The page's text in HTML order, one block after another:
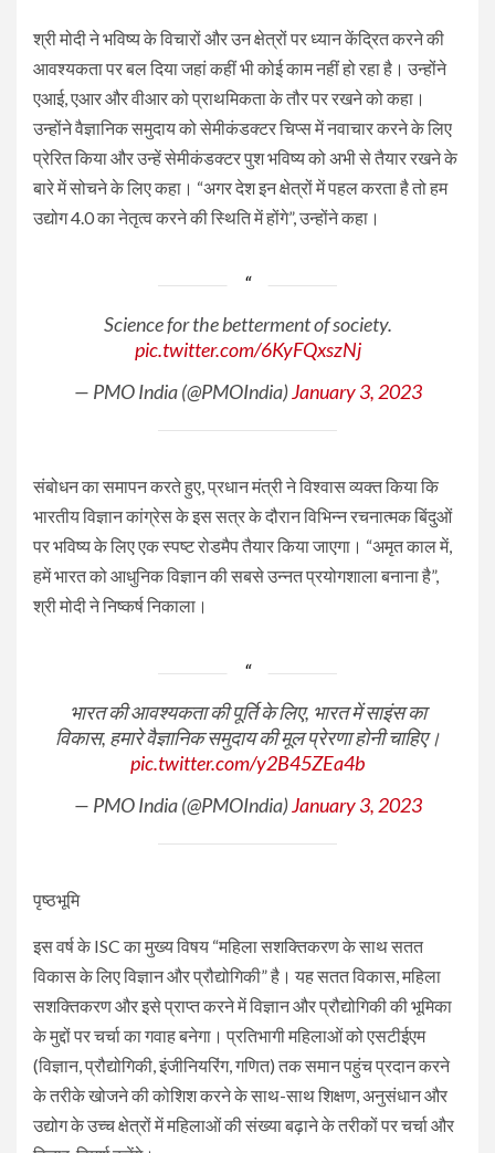
श्री मोदी ने भविष्य के विचारों और उन क्षेत्रों पर ध्यान केंद्रित करने की
आवश्यकता पर बल दिया जहां कहीं भी कोई काम नहीं हो रहा है। उन्होंने
एआई, एआर और वीआर को प्राथमिकता के तौर पर रखने को कहा।
उन्होंने वैज्ञानिक समुदाय को सेमीकंडक्टर चिप्स में नवाचार करने के लिए
प्रेरित किया और उन्हें सेमीकंडक्टर पुश भविष्य को अभी से तैयार रखने के
बारे में सोचने के लिए कहा। “अगर देश इन क्षेत्रों में पहल करता है तो हम
उद्योग 4.0 का नेतृत्व करने की स्थिति में होंगे”, उन्होंने कहा।
Science for the betterment of society.
pic.twitter.com/6KyFQxszNj
— PMO India (@PMOIndia)January 3, 2023
संबोधन का समापन करते हुए, प्रधान मंत्री ने विश्वास व्यक्त किया कि
भारतीय विज्ञान कांग्रेस के इस सत्र के दौरान विभिन्न रचनात्मक बिंदुओं
पर भविष्य के लिए एक स्पष्ट रोडमैप तैयार किया जाएगा। “अमृत काल में,
हमें भारत को आधुनिक विज्ञान की सबसे उन्नत प्रयोगशाला बनाना है”,
श्री मोदी ने निष्कर्ष निकाला।
भारत की आवश्यकता की पूर्ति के लिए, भारत में साइंस का
विकास, हमारे वैज्ञानिक समुदाय की मूल प्रेरणा होनी चाहिए।
pic.twitter.com/y2B45ZEa4b
— PMO India (@PMOIndia)January 3, 2023
पृष्ठभूमि
इस वर्ष के ISC का मुख्य विषय “महिला सशक्तिकरण के साथ सतत
विकास के लिए विज्ञान और प्रौद्योगिकी” है। यह सतत विकास, महिला
सशक्तिकरण और इसे प्राप्त करने में विज्ञान और प्रौद्योगिकी की भूमिका
के मुद्दों पर चर्चा का गवाह बनेगा। प्रतिभागी महिलाओं को एसटीईएम
(विज्ञान, प्रौद्योगिकी, इंजीनियरिंग, गणित) तक समान पहुंच प्रदान करने
के तरीके खोजने की कोशिश करने के साथ-साथ शिक्षण, अनुसंधान और
उद्योग के उच्च क्षेत्रों में महिलाओं की संख्या बढ़ाने के तरीकों पर चर्चा और